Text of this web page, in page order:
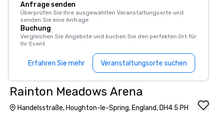
Anfrage senden
Überprüfen Sie Ihre ausgewählten Veranstaltungsorte und
senden Sie eine Anfrage
Buchung
Vergleichen Sie Angebote und buchen Sie den perfekten Ort für
Ihr Event
Erfahren Sie mehr Veranstaltungsorte suchen
Rainton Meadows Arena
Handelsstraße, Houghton-le-Spring, England, DH4 5 PH